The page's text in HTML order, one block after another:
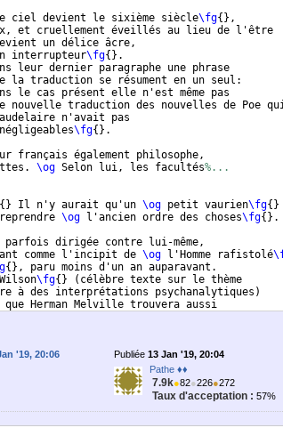
ciel devient le sixième siècle\fg{ } ,
et cruellement éveillés au lieu de l'être
un délice âcre,
interrupteur\fg{ } .
dernier paragraphe une phrase
la traduction se résument en un seul:
le cas présent elle n'est même pas
nouvelle traduction des nouvelles de Poe qui
n'avait pas
négligeables\fg{ } .
également philosophe,
\og Selon lui, les facultés%...
{ } Il n'y aurait qu'un \og petit vaurien\fg{ }
\og l'ancien ordre des choses\fg{ } .
dirigée contre lui-même,
comme l'incipit de \og l'Homme rafistolé
{ } , paru moins d'un an auparavant.
\fg{ } ( célèbre texte sur le thème
à des interprétations psychanalytiques )
Herman Melville trouvera aussi
héros de Pierre ou les ambiguïtés
Publiée 13 Jan '19, 20:04
Pathe ♦♦
7.9k●82●226●272
Taux d'acceptation : 57%
'19, 20:06